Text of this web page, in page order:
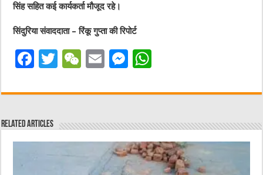
सिंह सहित कई कार्यकर्ता मौजूद रहे।
सिंदुरिया संवाददाता – रिंकू गुप्ता की रिपोर्ट
F
c
e
b
T
it
r
W
C
at
E
ai
M
ss
n
g
at
A
p
Related Articles